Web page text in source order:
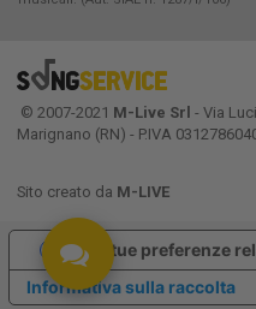
© 2007-2021 M-Live Srl - Via
Marignano (RN) - P.IVA
Sito creato da M-LIVE
Informativa sulla raccolta
Le tue preferenze